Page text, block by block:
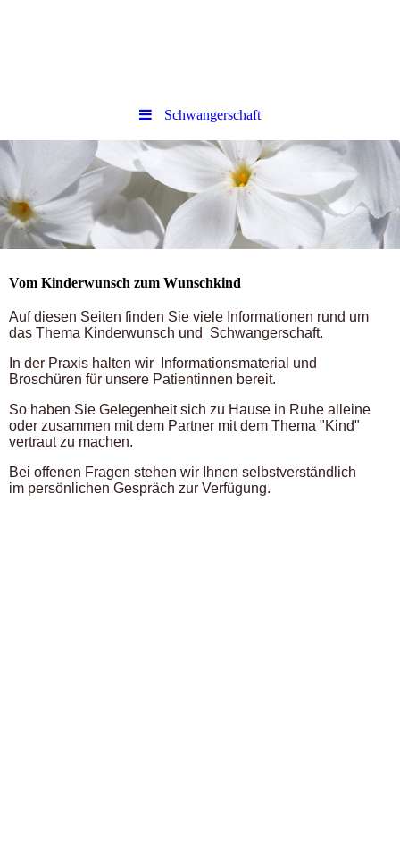
Schwangerschaft
Vom Kinderwunsch zum Wunschkind
Auf diesen Seiten finden Sie viele Informationen rund um
das Thema Kinderwunsch und Schwangerschaft.
In der Praxis halten wir Informationsmaterial und
Broschüren für unsere Patientinnen bereit.
So haben Sie Gelegenheit sich zu Hause in Ruhe alleine
oder zusammen mit dem Partner mit dem Thema "Kind"
vertraut zu machen.
Bei offenen Fragen stehen wir Ihnen selbstverständlich
im persönlichen Gespräch zur Verfügung.